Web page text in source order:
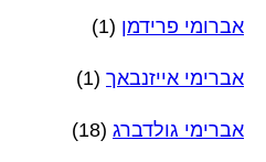
אברומי פרידמן (1)
אברימי אייזנבאך (1)
אברימי גולדברג (18)